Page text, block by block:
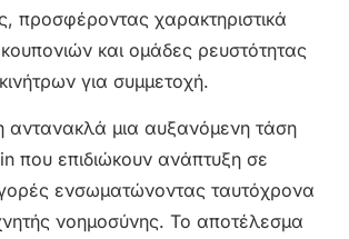
προσφέροντας χαρακτηριστικά
και ομάδες ρευστότητας
για συμμετοχή.
αντανακλά μια αυξανόμενη τάση
που επιδιώκουν ανάπτυξη σε
ενσωματώνοντας ταυτόχρονα
νοημοσύνης. Το αποτέλεσμα